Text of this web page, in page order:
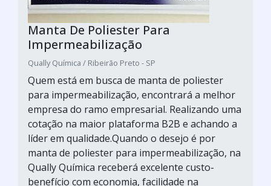
Manta De Poliester Para
Impermeabilização
Qually Química / Ribeirão Preto - SP
Quem está em busca de manta de poliester
para impermeabilização, encontrará a melhor
empresa do ramo empresarial. Realizando uma
cotação na maior plataforma B2B e achando a
líder em qualidade.Quando o desejo é por
manta de poliester para impermeabilização, na
Qually Química receberá excelente custo-
benefício com economia, facilidade na